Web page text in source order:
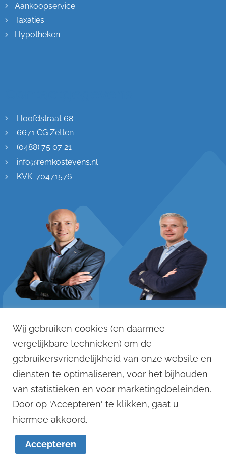
Aankoopservice
Taxaties
Hypotheken
Hoofdstraat 68
6671 CG Zetten
(0488) 75 07 21
info@remkostevens.nl
KVK: 70471576
06 - 125 033 88
remko@remkostevens.nl
06 - 121 123 12
dennis@remkostevens.nl
Algemene voorwaarden
Website:Van Suilichem Communicatie BV
Wij gebruiken cookies (en daarmee
vergelijkbare technieken) om de
gebruikersvriendelijkheid van onze website en
diensten te optimaliseren, voor het bijhouden
van statistieken en voor marketingdoeleinden.
Door op 'Accepteren' te klikken, gaat u
hiermee akkoord.
Accepteren